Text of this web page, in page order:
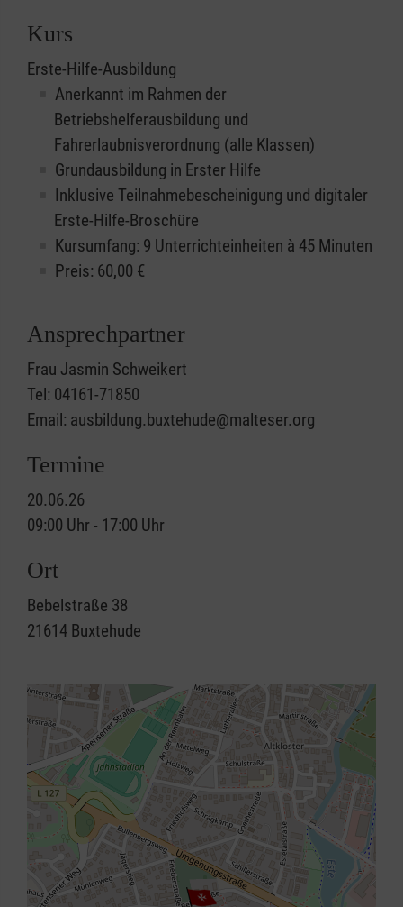
Kurs
Erste-Hilfe-Ausbildung
Anerkannt im Rahmen der
Betriebshelferausbildung und
Fahrerlaubnisverordnung (alle Klassen)
Grundausbildung in Erster Hilfe
Inklusive Teilnahmebescheinigung und digitaler
Erste-Hilfe-Broschüre
Kursumfang: 9 Unterrichteinheiten à 45 Minuten
Preis: 60,00 €
Ansprechpartner
Frau Jasmin Schweikert
Tel: 04161-71850
Email: ausbildung.buxtehude@malteser.org
Termine
20.06.26
09:00 Uhr - 17:00 Uhr
Ort
Bebelstraße 38
21614 Buxtehude